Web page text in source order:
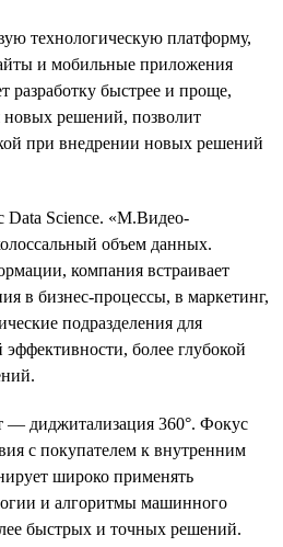
технологическую платформу,
и мобильные приложения
разработку быстрее и проще,
новых решений, позволит
при внедрении новых решений
Data Science. «М.Видео-
объем данных.
компания встраивает
в бизнес-процессы, в маркетинг,
подразделения для
более глубокой
диджитализация 360°. Фокус
с покупателем к внутренним
широко применять
и алгоритмы машинного
быстрых и точных решений.